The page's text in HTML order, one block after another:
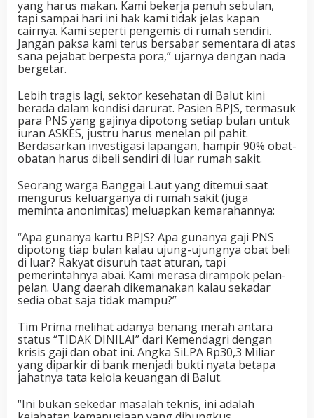
yang harus makan. Kami bekerja penuh sebulan,
tapi sampai hari ini hak kami tidak jelas kapan
cairnya. Kami seperti pengemis di rumah sendiri.
Jangan paksa kami terus bersabar sementara di atas
sana pejabat berpesta pora,” ujarnya dengan nada
bergetar.
Lebih tragis lagi, sektor kesehatan di Balut kini
berada dalam kondisi darurat. Pasien BPJS, termasuk
para PNS yang gajinya dipotong setiap bulan untuk
iuran ASKES, justru harus menelan pil pahit.
Berdasarkan investigasi lapangan, hampir 90% obat-
obatan harus dibeli sendiri di luar rumah sakit.
Seorang warga Banggai Laut yang ditemui saat
mengurus keluarganya di rumah sakit (juga
meminta anonimitas) meluapkan kemarahannya:
“Apa gunanya kartu BPJS? Apa gunanya gaji PNS
dipotong tiap bulan kalau ujung-ujungnya obat beli
di luar? Rakyat disuruh taat aturan, tapi
pemerintahnya abai. Kami merasa dirampok pelan-
pelan. Uang daerah dikemanakan kalau sekadar
sedia obat saja tidak mampu?”
Tim Prima melihat adanya benang merah antara
status “TIDAK DINILAI” dari Kemendagri dengan
krisis gaji dan obat ini. Angka SiLPA Rp30,3 Miliar
yang diparkir di bank menjadi bukti nyata betapa
jahatnya tata kelola keuangan di Balut.
“Ini bukan sekedar masalah teknis, ini adalah